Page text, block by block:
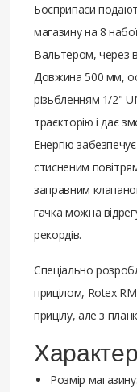
Боєприпаси
магазину на 8
Вальтером, через
Довжина 500 мм,
різьбленням 1/2"
траєкторію і дає
Енергію
стисненим
заправним
гачка можна
рекордів.
Спеціально
прицілом, Rotex
прицілу, але з
Розмір